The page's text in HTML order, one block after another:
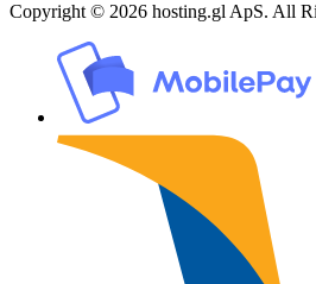
Copyright © 2026 hosting.gl ApS. All